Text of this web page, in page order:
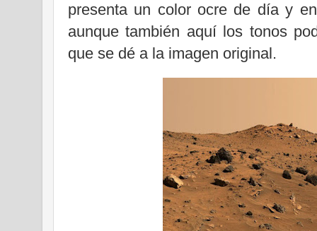
presenta un color ocre de día y
aunque también aquí los tonos
que se dé a la imagen original.